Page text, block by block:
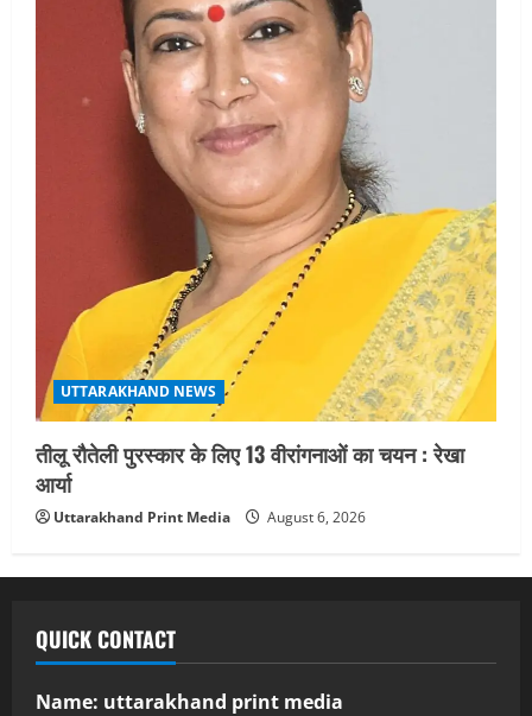
UTTARAKHAND NEWS
तीलू रौतेली पुरस्कार के लिए 13 वीरांगनाओं का चयन : रेखा
आर्या
Uttarakhand Print Media August 6, 2026
QUICK CONTACT
Name: uttarakhand print media